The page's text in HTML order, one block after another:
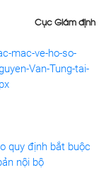
Cục Giám định
mac-ve-ho-so-
Van-Tung-tai-
quy định bắt buộc
nội bộ